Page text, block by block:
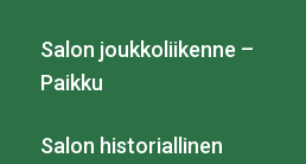
Salon joukkoliikenne –
Paikku
Salon historiallinen